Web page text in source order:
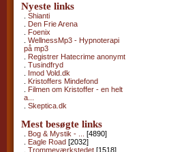
Nyeste links
Shianti
Den Frie Arena
Foenix
WellnessMp3 - Hypnoterapi
på mp3
Registrer Hatecrime anonymt
Tusindfryd
Imod Vold.dk
Kristoffers Mindefond
Filmen om Kristoffer - en helt
a...
Skeptica.dk
Mest besøgte links
Bog & Mystik - ...
[4890]
Eagle Road [2032]
Trommeværkstedet [1518]